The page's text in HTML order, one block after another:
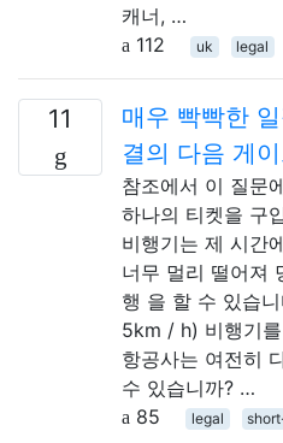
캐너, …
112
uk legal
11
매우 빡빡한
결의 다음 게
참조에서 이 질문
하나의 티켓을 구
비행기는 제 시간
너무 멀리 떨어져
행 을 할 수 있습
5km / h) 비행기
항공사는 여전히
수 있습니까? …
85
legal